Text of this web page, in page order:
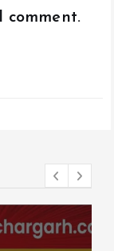
comment.